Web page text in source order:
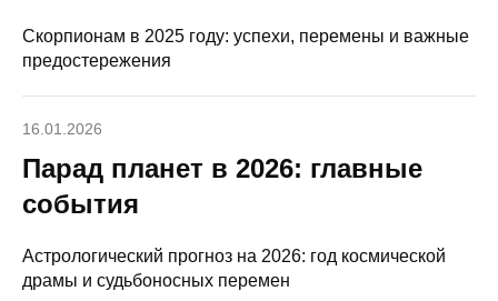
Скорпионам в 2025 году: успехи, перемены и важные
предостережения
16.01.2026
Парад планет в 2026: главные
события
Астрологический прогноз на 2026: год космической
драмы и судьбоносных перемен